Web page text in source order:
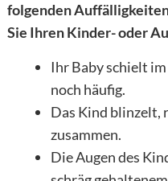
folgenden
Sie Ihren Kinder- oder
Ihr Baby schielt
noch häufig.
Das Kind blinzelt,
zusammen.
Die Augen des